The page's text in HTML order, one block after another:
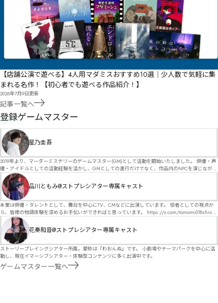
【店舗公演で遊べる】4人用マダミスおすすめ10選｜少人数で気軽に集
まれる名作！【初心者でも遊べる作品紹介！】
2026年7月9日更新
記事一覧へ
GM
登録ゲームマスター
星乃圭吾
2019年より、マーダーミステリーのゲームマスター(GM)として活動を開始いたしました。 俳優・声
優・アイドルとしての活動経験を活かし、GMとしての進行だけでなく、作品内のNPCを演じなが
ら、お客様に物語の世界へ入り込んでいただくような演出・サービスを得意としています。 自分自
身でも作品制作を行っているので、作家さんが作品に込めた想いや意図を大切にしながら、その作
品の魅力をお客様に届けられるような公演を心がけています。 参加してくださる皆様がどんなエン
ディングを迎えるのか、どんな物語が生まれるのかを想像しながら、公演を進めていく時間が本当
に大好きです！ 対応可能作品は、オフライン（対面）作品のみとなります。 得意分野をひとつ挙げ
るなら恋愛もの（恋愛要素を含むシナリオ）ですが、ファンタジー、デスゲーム、青春ものなど、
ジャンルを問わず幅広く対応可能です！お任せください！ 《所属団体・店舗》 ★ Lanbelysma -ラン
ビリズマ- (代表・制作・GM) ★ ストーリープレイングシアター (GM) ★ フィネガンズ ウェイク
(GM)
品川ともみ@ストプレシアター専属キャスト
本業は俳優・タレントとして、舞台を中心にTV、CMなどに出演しています。 役者としての視点か
ら、皆様の物語体験を深めるお手伝いができればと思っています。 https://x.com/tomomi018shin?
s=11 活動内容はSNSにて投稿しています。 SPT所属。 ストーリープレイングシアター「星詠みの
標」にてGMデビュー。 ボードゲーム×体感型演劇 イマーシブカフェ「コアクト」(不定期開催)出
演中。
花奏和音@ストプレシアター専属キャスト
ストーリープレイングシアター所属。愛称は『わおんぬ』です。 小劇場やテーマパークを中心に活
動し、現在イマーシブシアター・体験型コンテンツに多く出演中です。
ゲームマスター一覧へ